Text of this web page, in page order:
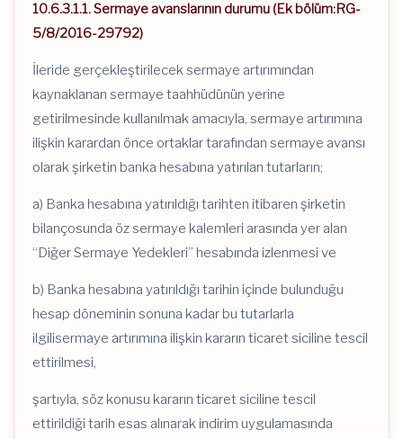
10.6.3.1.1. Sermaye avanslarının durumu (Ek bölüm:RG-
5/8/2016-29792)
İleride gerçekleştirilecek sermaye artırımından
kaynaklanan sermaye taahhüdünün yerine
getirilmesinde kullanılmak amacıyla, sermaye artırımına
ilişkin karardan önce ortaklar tarafından sermaye avansı
olarak şirketin banka hesabına yatırılan tutarların;
a) Banka hesabına yatırıldığı tarihten itibaren şirketin
bilançosunda öz sermaye kalemleri arasında yer alan
“Diğer Sermaye Yedekleri” hesabında izlenmesi ve
b) Banka hesabına yatırıldığı tarihin içinde bulunduğu
hesap döneminin sonuna kadar bu tutarlarla
ilgilisermaye artırımına ilişkin kararın ticaret siciline tescil
ettirilmesi,
şartıyla, söz konusu kararın ticaret siciline tescil
ettirildiği tarih esas alınarak indirim uygulamasında